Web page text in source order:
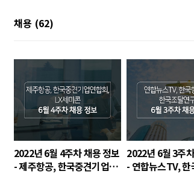
채용 (62)
2022년 6월 4주차 채용 정보
- 제주항공, 한국중견기업연
2022년 6월 3주
- 연합뉴스TV, 한